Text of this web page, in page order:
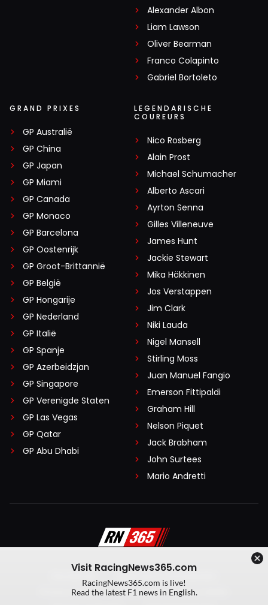
Alexander Albon
Liam Lawson
Oliver Bearman
Franco Colapinto
Gabriel Bortoleto
GRAND PRIXES
GP Australië
GP China
GP Japan
GP Miami
GP Canada
GP Monaco
GP Barcelona
GP Oostenrijk
GP Groot-Brittannië
GP België
GP Hongarije
GP Nederland
GP Italië
GP Spanje
GP Azerbeidzjan
GP Singapore
GP Verenigde Staten
GP Las Vegas
GP Qatar
GP Abu Dhabi
LEGENDARISCHE
COUREURS
Nico Rosberg
Alain Prost
Michael Schumacher
Alberto Ascari
Ayrton Senna
Gilles Villeneuve
James Hunt
Jackie Stewart
Mika Häkkinen
Jos Verstappen
Jim Clark
Niki Lauda
Nigel Mansell
Stirling Moss
Juan Manuel Fangio
Emerson Fittipaldi
Graham Hill
Nelson Piquet
Jack Brabham
John Surtees
Mario Andretti
Algemene voorwaarden
Privacy Policy
Created by On Your Marks
Visit RacingNews365.com
RacingNews365.com is live!
Read the latest F1 news in English.